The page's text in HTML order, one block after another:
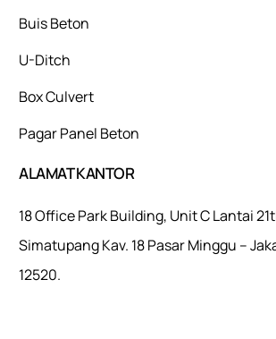
Buis Beton
U-Ditch
Box Culvert
Pagar Panel Beton
ALAMAT KANTOR
18 Office Park Building, Unit C Lantai
Simatupang Kav. 18 Pasar Minggu –
12520.